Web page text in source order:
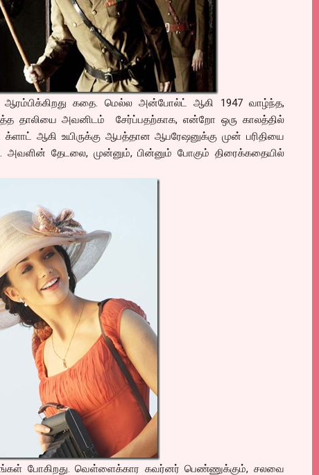
ஆரம்பிக்கிறது கதை. மெல்ல அன்போல்ட் ஆகி 1947 வாழ்ந்த,
தாலியை அவனிடம் சேர்ப்பதற்காக, என்றோ ஒரு காலத்தில்
ஆகி உயிருக்கு ஆபத்தான ஆபரேஷனுக்கு முன் பரிதியை
அவளின் தேடலை, முன்னும், பின்னும் போகும் திரைக்கதையில்
போகிறது. வெள்ளைக்கார கவர்னர் பெண்ணுக்கும், சலவை